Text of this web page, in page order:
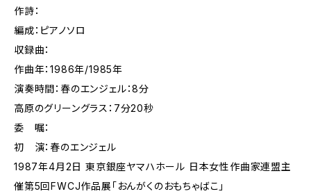
作詩：
編成：ピアノソロ
収録曲：
作曲年：1986年/1985年
演奏時間：春のエンジェル：8分
高原のグリーングラス：7分20秒
委 嘱：
初 演：春のエンジェル
1987年4月2日 東京銀座ヤマハホール 日本女性作曲家連盟主
催第5回FWCJ作品展「おんがくのおもちゃばこ」